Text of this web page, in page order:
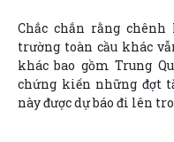
Chắc chắn rằng
trường toàn cầu khác
khác bao gồm Trung
chứng kiến những đợt
này được dự báo đi lên